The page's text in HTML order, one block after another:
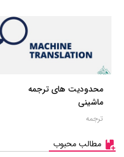
محدودیت های ترجمه
ماشینی
ترجمه
مطالب محبوب